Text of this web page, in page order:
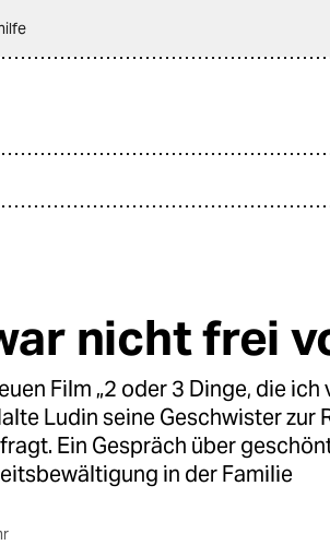
nicht frei
Film „2 oder 3 Dinge, die
Ludin seine Geschwister zur
Ein Gespräch über
in der Familie